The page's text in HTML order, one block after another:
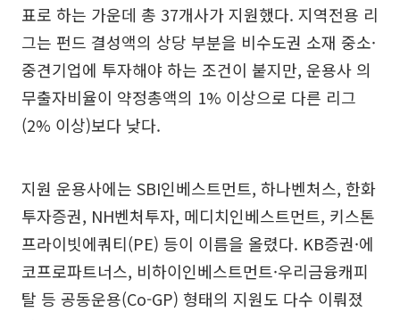
표로 하는 가운데 총 37개사가 지원했다. 지역전용 리
그는 펀드 결성액의 상당 부분을 비수도권 소재 중소·
중견기업에 투자해야 하는 조건이 붙지만, 운용사 의
무출자비율이 약정총액의 1% 이상으로 다른 리그
(2% 이상)보다 낮다.
지원 운용사에는 SBI인베스트먼트, 하나벤처스, 한화
투자증권, NH벤처투자, 메디치인베스트먼트, 키스톤
프라이빗에쿼티(PE) 등이 이름을 올렸다. KB증권·에
코프로파트너스, 비하이인베스트먼트·우리금융캐피
탈 등 공동운용(Co-GP) 형태의 지원도 다수 이뤄졌